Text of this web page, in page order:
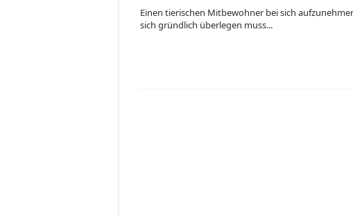
Einen tierischen Mitbewohner bei sich
sich gründlich überlegen muss...